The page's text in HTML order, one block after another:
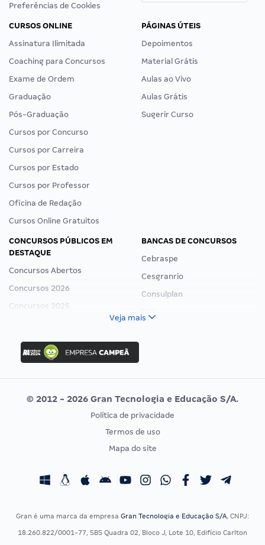
Preferências de Cookies
CURSOS ONLINE
Assinatura Ilimitada
Coaching para Concursos
Exame de Ordem
Graduação
Pós-Graduação
Cursos por Concurso
Cursos por Carreira
Cursos por Estado
Cursos por Professor
Oficina de Redação
Cursos Online Gratuitos
PÁGINAS ÚTEIS
Depoimentos
Material Grátis
Aulas ao Vivo
Aulas Grátis
Sugerir Curso
CONCURSOS PÚBLICOS EM
DESTAQUE
Concursos Abertos
Concursos 2026
Concursos 2025
Concurso Nacional Unificado
Concurso Ibama
Concurso MPU
Editais publicados
BANCAS DE CONCURSOS
Cebraspe
Cesgranrio
Consulplan
Vunesp
CONCURSOS POR PROFISSÃO
Concursos Fiscais
EXAME DE ORDEM
Calendário OAB
Veja mais
© 2012 - 2026 Gran Tecnologia e Educação S/A.
Política de privacidade
Termos de uso
Mapa do site
Gran é uma marca da empresa Gran Tecnologia e Educação S/A, CNPJ:
18.260.822/0001-77, SBS Quadra 02, Bloco J, Lote 10, Edifício Carlton